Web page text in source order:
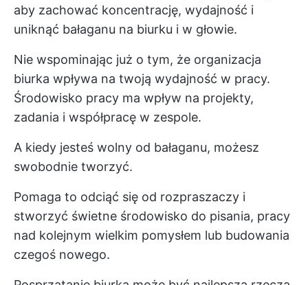
aby zachować koncentrację, wydajność i
uniknąć bałaganu na biurku i w głowie.
Nie wspominając już o tym, że organizacja
biurka wpływa na twoją wydajność w pracy.
Środowisko pracy ma wpływ na projekty,
zadania i współpracę w zespole.
A kiedy jesteś wolny od bałaganu, możesz
swobodnie tworzyć.
Pomaga to odciąć się od rozpraszaczy i
stworzyć świetne środowisko do pisania, pracy
nad kolejnym wielkim pomysłem lub budowania
czegoś nowego.